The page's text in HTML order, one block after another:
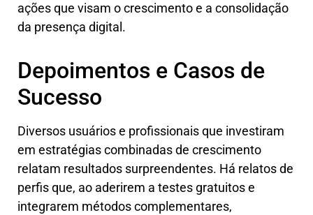
ações que visam o crescimento e a consolidação
da presença digital.
Depoimentos e Casos de
Sucesso
Diversos usuários e profissionais que investiram
em estratégias combinadas de crescimento
relatam resultados surpreendentes. Há relatos de
perfis que, ao aderirem a testes gratuitos e
integrarem métodos complementares,